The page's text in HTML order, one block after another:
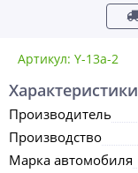
Артикул: Y-13a-2
Характеристики
Производитель
Производство
Марка автомобиля